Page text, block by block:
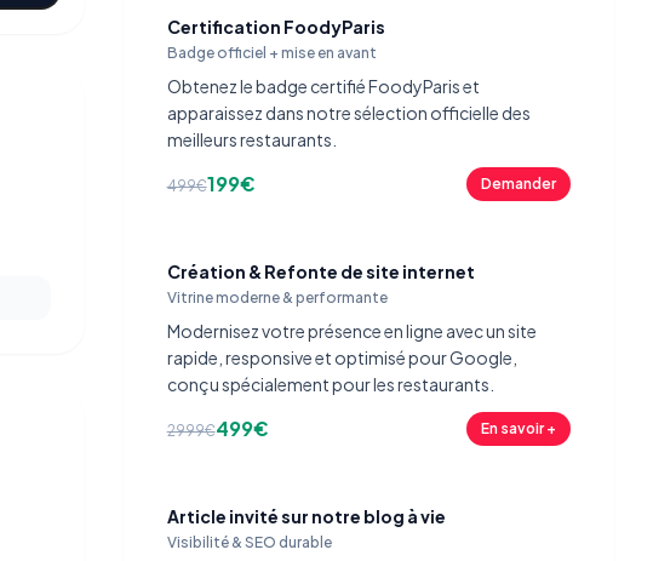
Certification FoodyParis
Badge officiel + mise en avant
Obtenez le badge certifié FoodyParis et
apparaissez dans notre sélection officielle des
meilleurs restaurants.
499€199€ Demander
Création & Refonte de site internet
Vitrine moderne & performante
Modernisez votre présence en ligne avec un site
rapide, responsive et optimisé pour Google,
conçu spécialement pour les restaurants.
2999€499€ En savoir +
Article invité sur notre blog à vie
Visibilité & SEO durable